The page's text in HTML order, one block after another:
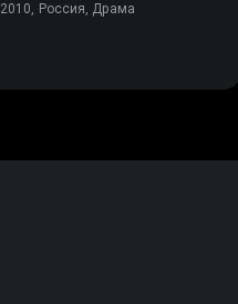
2010, Россия, Драма